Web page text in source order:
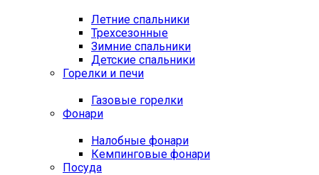
Летние спальники
Трехсезонные
Зимние спальники
Детские спальники
Горелки и печи
Газовые горелки
Фонари
Налобные фонари
Кемпинговые фонари
Посуда